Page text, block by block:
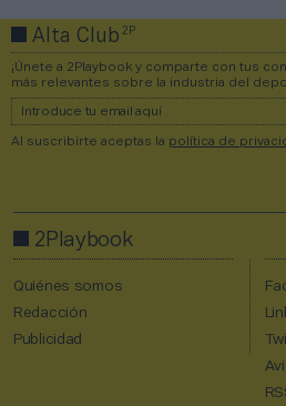
Alta Club2P
¡Únete a 2Playbook y comparte con tus
más relevantes sobre la industria del
Al suscribirte aceptas la política de
2Playbook
Quiénes somos
Redacción
Publicidad